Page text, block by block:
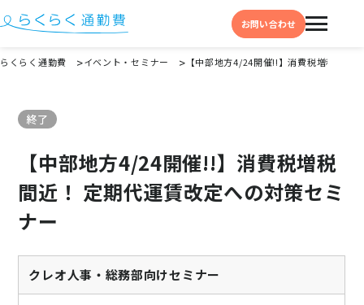
お問い合わせ
選ばれる理由
事例
料金
よくある質問
らくらく通勤費 イベント・セミナー 【中部地方4/24開催!!】消費税増税間近
終了
【中部地方4/24開催!!】消費税増税
間近！ 定期代運賃改定への対策セミ
ナー
クレオ人事・総務部向けセミナー